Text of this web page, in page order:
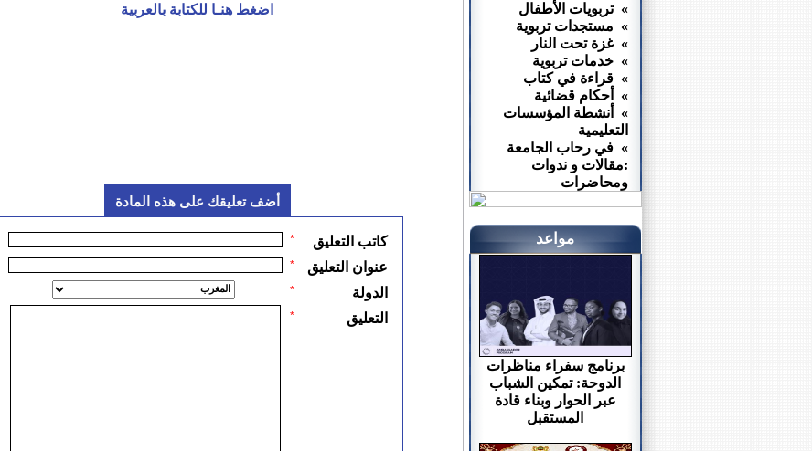
اضغط هنـا للكتابة بالعربية
أضف تعليقك على هذه المادة
* كاتب التعليق
* عنوان التعليق
* الدولة
* التعليق
» تربويات الأطفال
» مستجدات تربوية
» غزة تحت النار
» خدمات تربوية
» قراءة في كتاب
» أحكام قضائية
» أنشطة المؤسسات
التعليمية
» في رحاب الجامعة
:مقالات و ندوات
ومحاضرات
مواعد
برنامج سفراء مناظرات
الدوحة: تمكين الشباب
عبر الحوار وبناء قادة
المستقبل